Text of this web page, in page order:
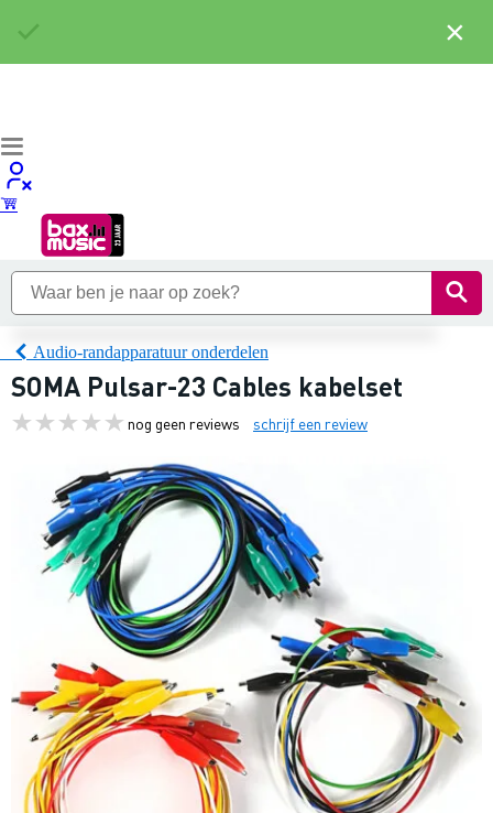
Audio-randapparatuur onderdelen
SOMA Pulsar-23 Cables kabelset
nog geen reviews schrijf een review
×